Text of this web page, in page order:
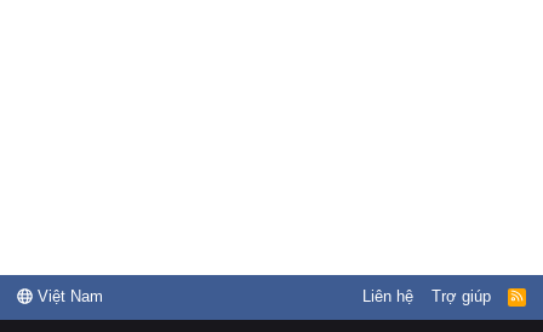
Việt Nam Liên hệ Trợ giúp
R